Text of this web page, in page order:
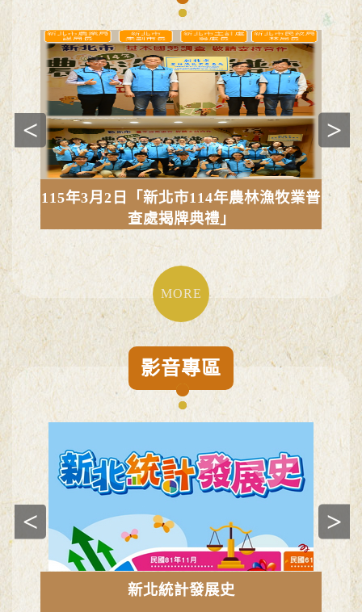
前一張
115年3月2日「新北市114年農林漁牧業普
查處揭牌典禮」
下一張
MORE
影音專區
前一張
新北統計發展史
下一張